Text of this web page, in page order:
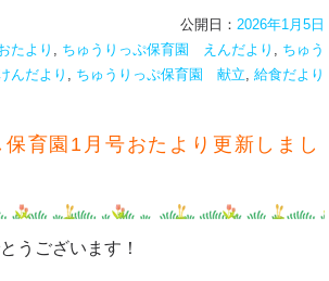
公開日： 2026年1月5日
たより , ちゅうりっぷ保育園 えんだより , ちゅう
んだより , ちゅうりっぷ保育園 献立, 給食だより
育園1月号おたより更新しまし
うございます！